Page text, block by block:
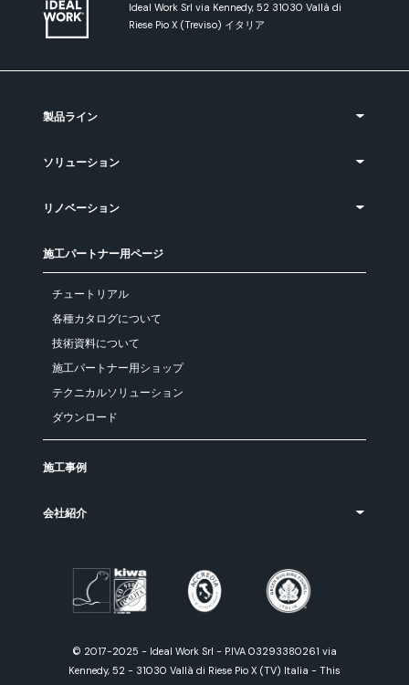
Ideal Work Srl via Kennedy, 52 31030 Vallà di
Riese Pio X (Treviso) イタリア
製品ライン
ソリューション
リノベーション
施工パートナー用ページ
チュートリアル
各種カタログについて
技術資料について
施工パートナー用ショップ
テクニカルソリューション
ダウンロード
施工事例
会社紹介
© 2017-2025 - Ideal Work Srl - P.IVA 03293380261 via
Kennedy, 52 - 31030 Vallà di Riese Pio X (TV) Italia - This